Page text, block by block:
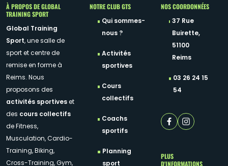
À PROPOS DE GLOBAL
TRAINING SPORT
Global Training
Sport, une salle de
sport et centre de
remise en forme à
Reims. Nous
proposons des
activités sportiveset
des cours collectifs
de Fitness,
Musculation, Cardio-
Training, Biking,
Cross-Training, Gym,
NOTRE CLUB GTS
Qui sommes-
nous ?
Activités
sportives
Cours
collectifs
Coachs
sportifs
Planning
sport
NOS COORDONNÉES
37 Rue
Buirette,
51100
Reims
03 26 24 15
54
PLUS
D'INFORMATIONS